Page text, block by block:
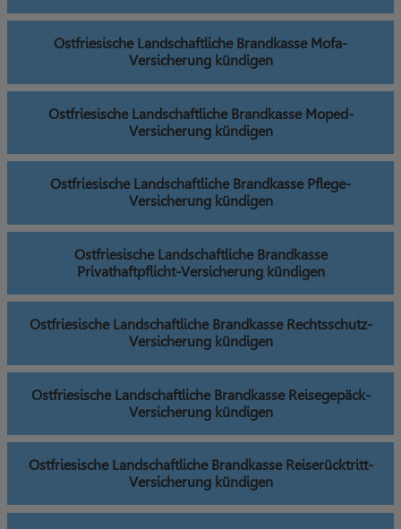
Ostfriesische Landschaftliche Brandkasse Mofa-
Versicherung kündigen
Ostfriesische Landschaftliche Brandkasse Moped-
Versicherung kündigen
Ostfriesische Landschaftliche Brandkasse Pflege-
Versicherung kündigen
Ostfriesische Landschaftliche Brandkasse
Privathaftpflicht-Versicherung kündigen
Ostfriesische Landschaftliche Brandkasse Rechtsschutz-
Versicherung kündigen
Ostfriesische Landschaftliche Brandkasse Reisegepäck-
Versicherung kündigen
Ostfriesische Landschaftliche Brandkasse Reiserücktritt-
Versicherung kündigen